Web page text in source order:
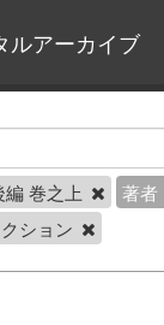
ルアーカイブ
巻之上
著者
ション